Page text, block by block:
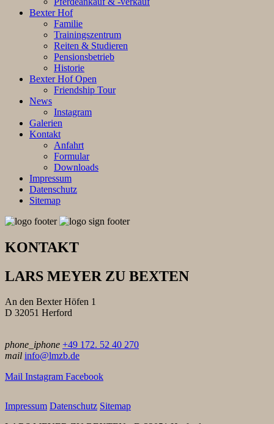
Bexter Hof
Familie
Trainingszentrum
Reiten & Studieren
Pensionsbetrieb
Historie
Bexter Hof Open
Friendship Tour
News
Instagram
Galerien
Kontakt
Anfahrt
Formular
Downloads
Impressum
Datenschutz
Sitemap
KONTAKT
LARS MEYER ZU BEXTEN
An den Bexter Höfen 1
D 32051 Herford
phone_iphone +49 172. 52 40 270
mail info@lmzb.de
Mail Instagram Facebook
Impressum Datenschutz Sitemap